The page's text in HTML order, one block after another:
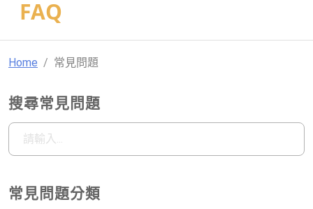
FAQ
Home 常見問題
搜尋常見問題
常見問題分類